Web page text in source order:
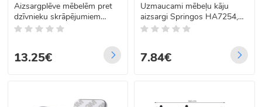
Aizsargplēve mēbelēm pret
dzīvnieku skrāpējumiem
Springos PA1079
13.25€
Uzmaucami mēbeļu kāju
aizsargi Springos HA7254,
14–16 mm
7.84€